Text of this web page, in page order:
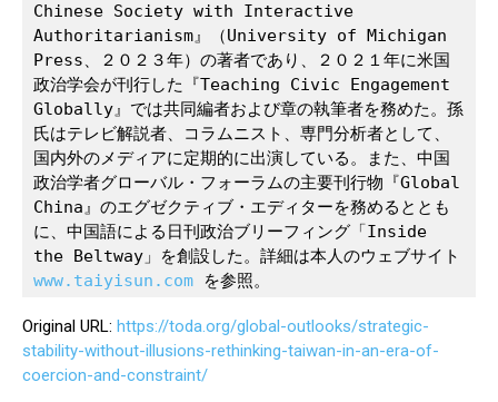
Chinese Society with Interactive
Authoritarianism』（University of Michigan
Press、２０２３年）の著者であり、２０２１年に米国
政治学会が刊行した『Teaching Civic Engagement
Globally』では共同編者および章の執筆者を務めた。孫
氏はテレビ解説者、コラムニスト、専門分析者として、
国内外のメディアに定期的に出演している。また、中国
政治学者グローバル・フォーラムの主要刊行物『Global
China』のエグゼクティブ・エディターを務めるととも
に、中国語による日刊政治ブリーフィング「Inside
www.taiyisun.com を参照。
Original URL: https://toda.org/global-outlooks/strategic-
stability-without-illusions-rethinking-taiwan-in-an-era-of-
coercion-and-constraint/